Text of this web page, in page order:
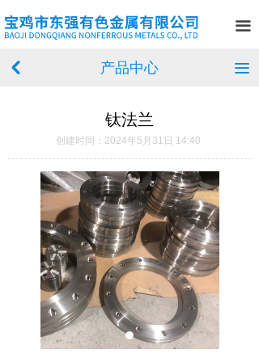
끀
首页
案例展示
在线留言
联系我们
钛法兰
创建时间： 2024年5月31日 14:40
产品中心
낒 끀